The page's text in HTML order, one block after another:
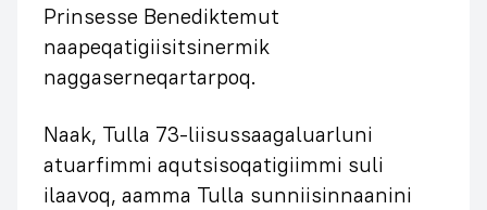
Prinsesse Benediktemut
naapeqatigiisitsinermik
naggaserneqartarpoq.
Naak, Tulla 73-liisussaagaluarluni
atuarfimmi aqutsisoqatigiimmi suli
ilaavoq, aamma Tulla sunniisinnaanini